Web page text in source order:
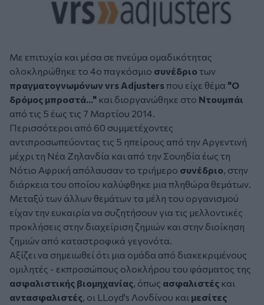
Με επιτυχία και μέσα σε πνεύμα ομαδικότητας
ολοκληρώθηκε το 4ο παγκόσμιο συνέδριοτων
πραγματογνωμόνωνvrs Adjustersπου είχε θέμα "Ο
δρόμος μπροστά..." και διοργανώθηκε στο Ντουμπάι
από τις 5 έως τις 7 Μαρτίου 2014.
Περισσότεροι από 60 συμμετέχοντες
αντιπροσωπεύοντας τις 5 ηπείρους από την Αργεντινή
μέχρι τη Νέα Ζηλανδία και από την Σουηδία έως τη
Νότιο Αφρική απόλαυσαν το τριήμερο συνέδριο, στην
διάρκεια του οποίου καλύφθηκε μια πληθώρα θεμάτων.
Μεταξύ των άλλων θεμάτων τα μέλη του οργανισμού
είχαν την ευκαιρία να συζητήσουν για τις μελλοντικές
προκλήσεις στην διαχείριση ζημιών και στην διοίκηση
ζημιών από καταστροφικά γεγονότα.
Αξίζει να σημειωθεί ότι μια ομάδα από διακεκριμένους
ομιλητές - εκπροσώπους ολοκλήρου του φάσματος της
ασφαλιστικής βιομηχανίας, όπως ασφαλιστές και
αντασφαλιστές, οι LLoyd's Λονδίνου και μεσίτες